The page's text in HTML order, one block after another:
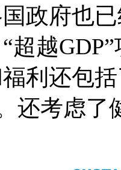
府也已
超越
利还包
。还考虑